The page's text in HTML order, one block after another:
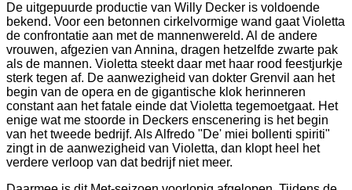
De uitgepuurde productie van Willy Decker is voldoende
bekend. Voor een betonnen cirkelvormige wand gaat Violetta
de confrontatie aan met de mannenwereld. Al de andere
vrouwen, afgezien van Annina, dragen hetzelfde zwarte pak
als de mannen. Violetta steekt daar met haar rood feestjurkje
sterk tegen af. De aanwezigheid van dokter Grenvil aan het
begin van de opera en de gigantische klok herinneren
constant aan het fatale einde dat Violetta tegemoetgaat. Het
enige wat me stoorde in Deckers enscenering is het begin
van het tweede bedrijf. Als Alfredo "De' miei bollenti spiriti"
zingt in de aanwezigheid van Violetta, dan klopt heel het
verdere verloop van dat bedrijf niet meer.